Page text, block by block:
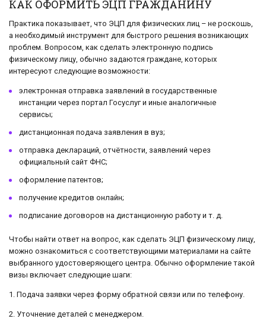
КАК ОФОРМИТЬ ЭЦП ГРАЖДАНИНУ
Практика показывает, что ЭЦП для физических лиц – не роскошь,
а необходимый инструмент для быстрого решения возникающих
проблем. Вопросом, как сделать электронную подпись
физическому лицу, обычно задаются граждане, которых
интересуют следующие возможности:
электронная отправка заявлений в государственные
инстанции через портал Госуслуг и иные аналогичные
сервисы;
дистанционная подача заявления в вуз;
отправка деклараций, отчётности, заявлений через
официальный сайт ФНС;
оформление патентов;
получение кредитов онлайн;
подписание договоров на дистанционную работу и т. д.
Чтобы найти ответ на вопрос, как сделать ЭЦП физическому лицу,
можно ознакомиться с соответствующими материалами на сайте
выбранного удостоверяющего центра. Обычно оформление такой
визы включает следующие шаги:
1. Подача заявки через форму обратной связи или по телефону.
2. Уточнение деталей с менеджером.